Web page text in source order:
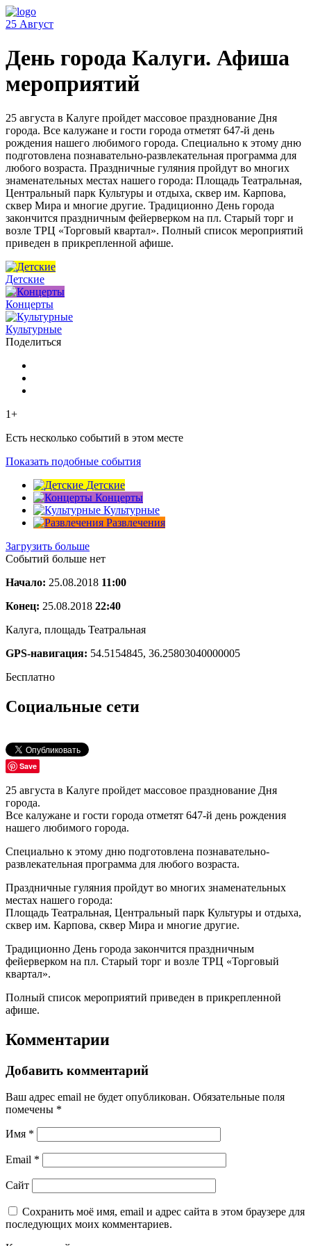
25 Август
День города Калуги. Афиша
мероприятий
25 августа в Калуге пройдет массовое празднование Дня
города. Все калужане и гости города отметят 647-й день
рождения нашего любимого города. Специально к этому дню
подготовлена познавательно-развлекательная программа для
любого возраста. Праздничные гуляния пройдут во многих
знаменательных местах нашего города: Площадь Театральная,
Центральный парк Культуры и отдыха, сквер им. Карпова,
сквер Мира и многие другие. Традиционно День города
закончится праздничным фейерверком на пл. Старый торг и
возле ТРЦ «Торговый квартал». Полный список мероприятий
приведен в прикрепленной афише.
Детские
Концерты
Культурные
Поделиться
1+
Есть несколько событий в этом месте
Показать подобные события
Детские
Концерты
Культурные
Развлечения
Загрузить больше
Событий больше нет
Начало: 25.08.2018 11:00
Конец: 25.08.2018 22:40
Калуга, площадь Театральная
GPS-навигация: 54.5154845, 36.25803040000005
Бесплатно
Социальные сети
Save
25 августа в Калуге пройдет массовое празднование Дня
города.
Все калужане и гости города отметят 647-й день рождения
нашего любимого города.
Специально к этому дню подготовлена познавательно-
развлекательная программа для любого возраста.
Праздничные гуляния пройдут во многих знаменательных
местах нашего города:
Площадь Театральная, Центральный парк Культуры и отдыха,
сквер им. Карпова, сквер Мира и многие другие.
Традиционно День города закончится праздничным
фейерверком на пл. Старый торг и возле ТРЦ «Торговый
квартал».
Полный список мероприятий приведен в прикрепленной
афише.
Комментарии
Добавить комментарий
Ваш адрес email не будет опубликован. Обязательные поля
помечены *
Имя *
Email *
Сайт
Сохранить моё имя, email и адрес сайта в этом браузере для
последующих моих комментариев.